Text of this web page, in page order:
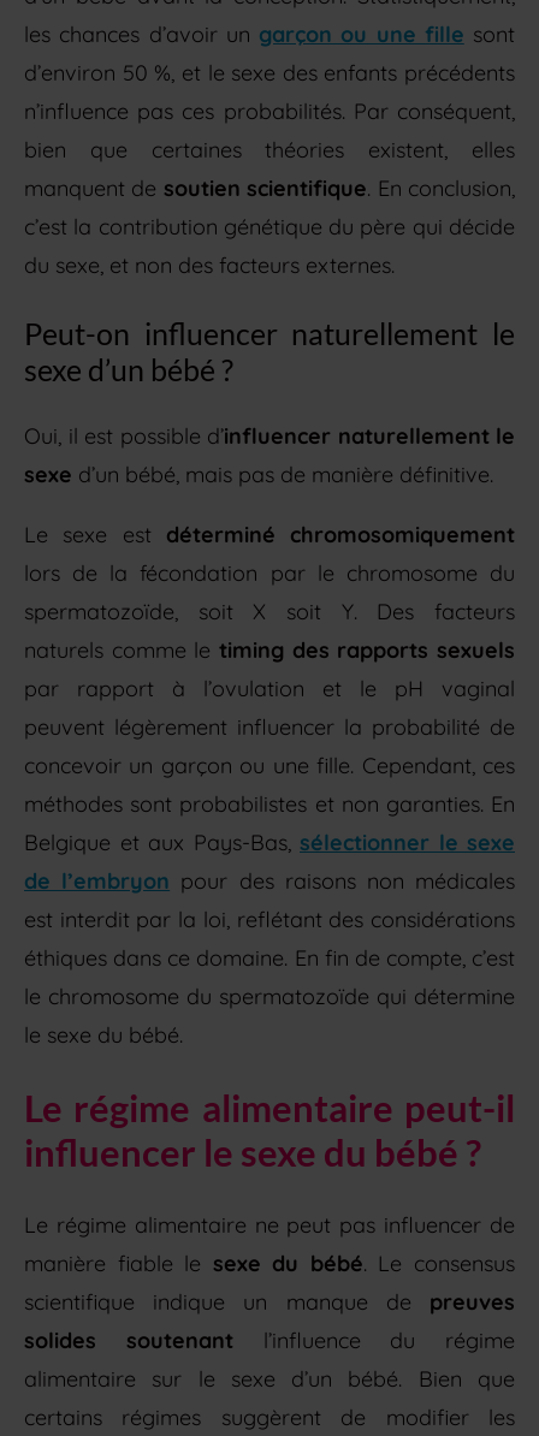
les chances d’avoir un garçon ou une fille sont
d’environ 50 %, et le sexe des enfants précédents
n’influence pas ces probabilités. Par conséquent,
bien que certaines théories existent, elles
manquent de soutien scientifique. En conclusion,
c’est la contribution génétique du père qui décide
du sexe, et non des facteurs externes.
Peut-on influencer naturellement le
sexe d’un bébé ?
Oui, il est possible d’influencer naturellement le
sexe d’un bébé, mais pas de manière définitive.
Le sexe est déterminé chromosomiquement
lors de la fécondation par le chromosome du
spermatozoïde, soit X soit Y. Des facteurs
naturels comme le timing des rapports sexuels
par rapport à l’ovulation et le pH vaginal
peuvent légèrement influencer la probabilité de
concevoir un garçon ou une fille. Cependant, ces
méthodes sont probabilistes et non garanties. En
Belgique et aux Pays-Bas, sélectionner le sexe
de l’embryon pour des raisons non médicales
est interdit par la loi, reflétant des considérations
éthiques dans ce domaine. En fin de compte, c’est
le chromosome du spermatozoïde qui détermine
le sexe du bébé.
Le régime alimentaire peut-il
influencer le sexe du bébé ?
Le régime alimentaire ne peut pas influencer de
manière fiable le sexe du bébé. Le consensus
scientifique indique un manque de preuves
solides soutenantl’influence du régime
alimentaire sur le sexe d’un bébé. Bien que
certains régimes suggèrent de modifier les